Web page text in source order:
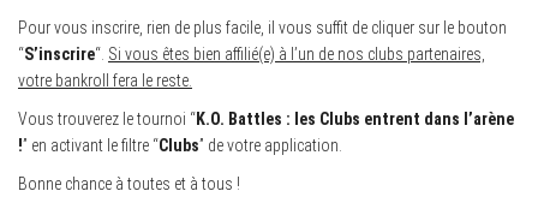
Pour vous inscrire, rien de plus facile, il vous suffit de cliquer sur le bouton
“S’inscrire“. Si vous êtes bien affilié(e) à l’un de nos clubs partenaires,
votre bankroll fera le reste.
Vous trouverez le tournoi “K.O. Battles : les Clubs entrent dans l’arène
!” en activant le filtre “Clubs” de votre application.
Bonne chance à toutes et à tous !